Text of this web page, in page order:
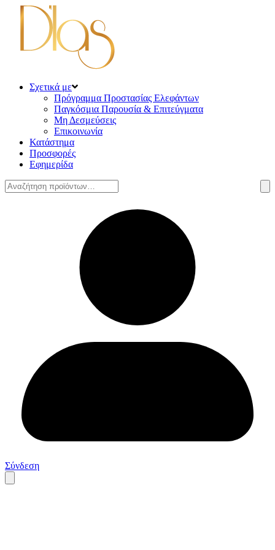
Σχετικά με
Πρόγραμμα Προστασίας Ελεφάντων
Παγκόσμια Παρουσία & Επιτεύγματα
Μη Δεσμεύσεις
Επικοινωνία
Κατάστημα
Προσφορές
Εφημερίδα
Αναζήτηση
για:
Σύνδεση